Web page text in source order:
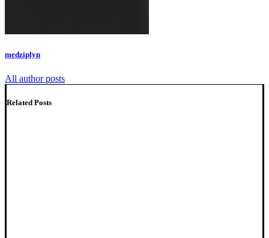
medziplyn
All author posts
Related Posts